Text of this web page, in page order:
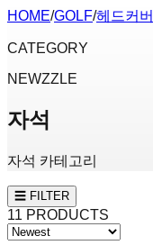
HOME/GOLF/헤드커버
CATEGORY
NEWZZLE
자석
자석 카테고리
☰ FILTER
11 PRODUCTS